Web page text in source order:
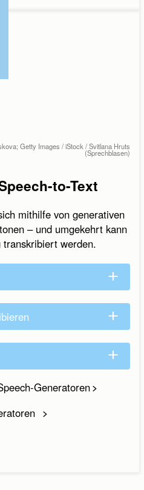
Getty Images / iStock / Svitlana Hruts
(Sprechblasen)
to-Text
mithilfe von generativen
– und umgekehrt kann
werden.
Generatoren